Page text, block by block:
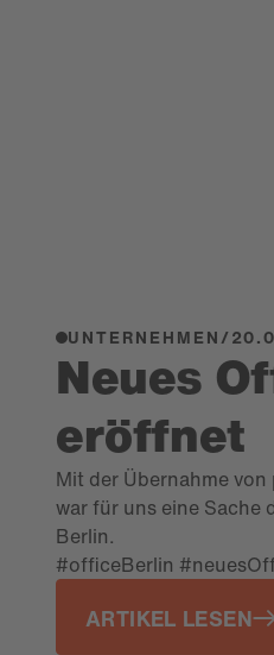
UNTERNEHMEN/
Neues
eröffnet
Mit der Übernahme
war für uns eine
Berlin.
#officeBerlin
ARTIKEL LESEN